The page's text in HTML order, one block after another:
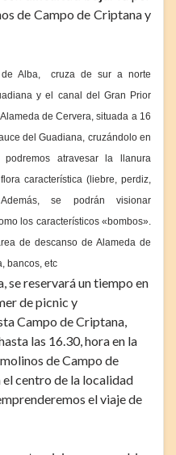
de Campo de Criptana y
de Alba, cruza de sur a norte
y el canal del Gran Prior
de Cervera, situada a 16
del Guadiana, cruzándolo en
atravesar la llanura
característica (liebre, perdiz,
se podrán visionar
los característicos «bombos».
de descanso de Alameda de
bancos, etc
se reservará un tiempo en
de picnic y
Campo de Criptana,
las 16.30, hora en la
de Campo de
centro de la localidad
el viaje de